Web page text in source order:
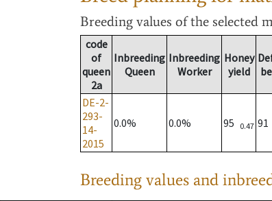
Breeding values of the selected
code
of
queen
2a
Inbreeding
Queen
Inbreeding
Worker
Honey
yield
DE-2-
293-
14-
2015
0.0% 0.0% 95 0.47 91
Breeding values and